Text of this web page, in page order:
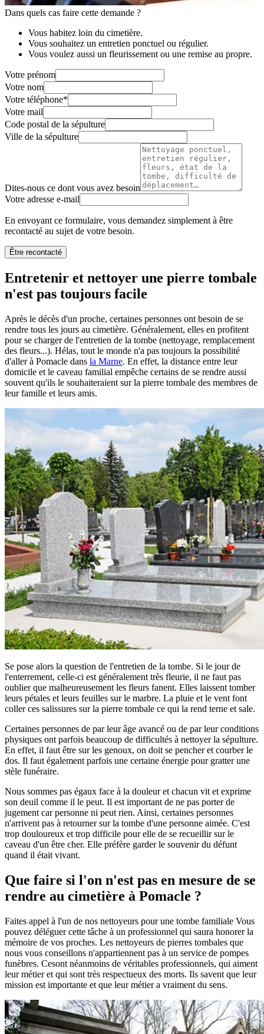
Dans quels cas faire cette demande ?
Vous habitez loin du cimetière.
Vous souhaitez un entretien ponctuel ou régulier.
Vous voulez aussi un fleurissement ou une remise au propre.
Votre prénom
Votre nom
Votre téléphone*
Votre mail
Code postal de la sépulture
Ville de la sépulture
Dites-nous ce dont vous avez besoin
Votre adresse e-mail
En envoyant ce formulaire, vous demandez simplement à être
recontacté au sujet de votre besoin.
Être recontacté
Entretenir et nettoyer une pierre tombale
n'est pas toujours facile
Après le décès d'un proche, certaines personnes ont besoin de se
rendre tous les jours au cimetière. Généralement, elles en profitent
pour se charger de l'entretien de la tombe (nettoyage, remplacement
des fleurs...). Hélas, tout le monde n'a pas toujours la possibilité
d'aller à Pomacle dans la Marne. En effet, la distance entre leur
domicile et le caveau familial empêche certains de se rendre aussi
souvent qu'ils le souhaiteraient sur la pierre tombale des membres de
leur famille et leurs amis.
Se pose alors la question de l'entretien de la tombe. Si le jour de
l'enterrement, celle-ci est généralement très fleurie, il ne faut pas
oublier que malheureusement les fleurs fanent. Elles laissent tomber
leurs pétales et leurs feuilles sur le marbre. La pluie et le vent font
coller ces salissures sur la pierre tombale ce qui la rend terne et sale.
Certaines personnes de par leur âge avancé ou de par leur conditions
physiques ont parfois beaucoup de difficultés à nettoyer la sépulture.
En effet, il faut être sur les genoux, on doit se pencher et courber le
dos. Il faut également parfois une certaine énergie pour gratter une
stèle funéraire.
Nous sommes pas égaux face à la douleur et chacun vit et exprime
son deuil comme il le peut. Il est important de ne pas porter de
jugement car personne ni peut rien. Ainsi, certaines personnes
n'arrivent pas à retourner sur la tombe d'une personne aimée. C'est
trop douloureux et trop difficile pour elle de se recueillir sur le
caveau d'un être cher. Elle préfère garder le souvenir du défunt
quand il était vivant.
Que faire si l'on n'est pas en mesure de se
rendre au cimetière à Pomacle ?
Faites appel à l'un de nos nettoyeurs pour une tombe familiale Vous
pouvez déléguer cette tâche à un professionnel qui saura honorer la
mémoire de vos proches. Les nettoyeurs de pierres tombales que
nous vous conseillons n'appartiennent pas à un service de pompes
funèbres. Cesont néanmoins de véritables professionnels, qui aiment
leur métier et qui sont très respectueux des morts. Ils savent que leur
mission est importante et que leur métier a vraiment du sens.